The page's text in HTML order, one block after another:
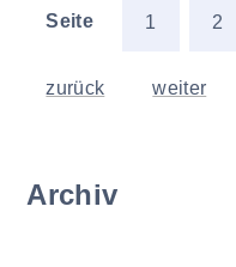
Seite 1 2
zurück weiter
Archiv